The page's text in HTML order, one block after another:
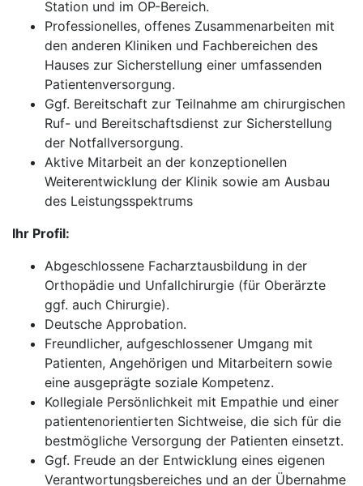
Station und im OP-Bereich.
Professionelles, offenes Zusammenarbeiten mit
den anderen Kliniken und Fachbereichen des
Hauses zur Sicherstellung einer umfassenden
Patientenversorgung.
Ggf. Bereitschaft zur Teilnahme am chirurgischen
Ruf- und Bereitschaftsdienst zur Sicherstellung
der Notfallversorgung.
Aktive Mitarbeit an der konzeptionellen
Weiterentwicklung der Klinik sowie am Ausbau
des Leistungsspektrums
Ihr Profil:
Abgeschlossene Facharztausbildung in der
Orthopädie und Unfallchirurgie (für Oberärzte
ggf. auch Chirurgie).
Deutsche Approbation.
Freundlicher, aufgeschlossener Umgang mit
Patienten, Angehörigen und Mitarbeitern sowie
eine ausgeprägte soziale Kompetenz.
Kollegiale Persönlichkeit mit Empathie und einer
patientenorientierten Sichtweise, die sich für die
bestmögliche Versorgung der Patienten einsetzt.
Ggf. Freude an der Entwicklung eines eigenen
Verantwortungsbereiches und an der Übernahme